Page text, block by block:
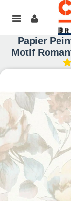
Papier
Motif